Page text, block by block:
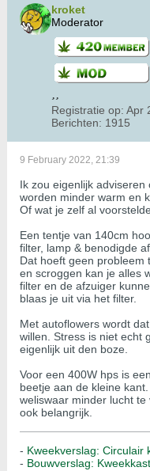
kroket
Moderator
Registratie op: Apr
Berichten: 1915
9 February 2022, 21:39
Ik zou eigenlijk
worden minder warm en
Of wat je zelf al
Een tentje van 140cm
filter, lamp & benodigde
Dat hoeft geen probleem
en scroggen kan je alles
filter en de afzuiger
blaas je uit via het filter.
Met autoflowers wordt
willen. Stress is niet echt
eigenlijk uit den boze.
Voor een 400W hps is
beetje aan de kleine
weliswaar minder lucht
ook belangrijk.
- Kweekverslag: Circulair
- Bouwverslag: